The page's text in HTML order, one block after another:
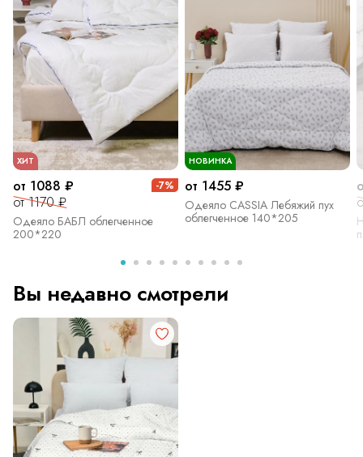
ХИТ
от 1088 ₽
от 1170 ₽
-7%
Одеяло БАБЛ облегченное
200*220
НОВИНКА
от 1455 ₽
Одеяло CASSIA Лебяжий пух
облегченное 140*205
Вы недавно смотрели